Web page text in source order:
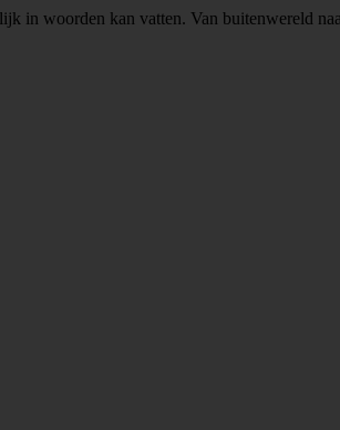
in woorden kan vatten. Van buitenwereld